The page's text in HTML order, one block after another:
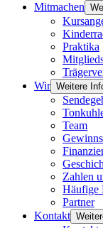
Mitmachen
Praktika
Wir Weitere
Team
Zahlen
Häufige
Partner
Kontakt